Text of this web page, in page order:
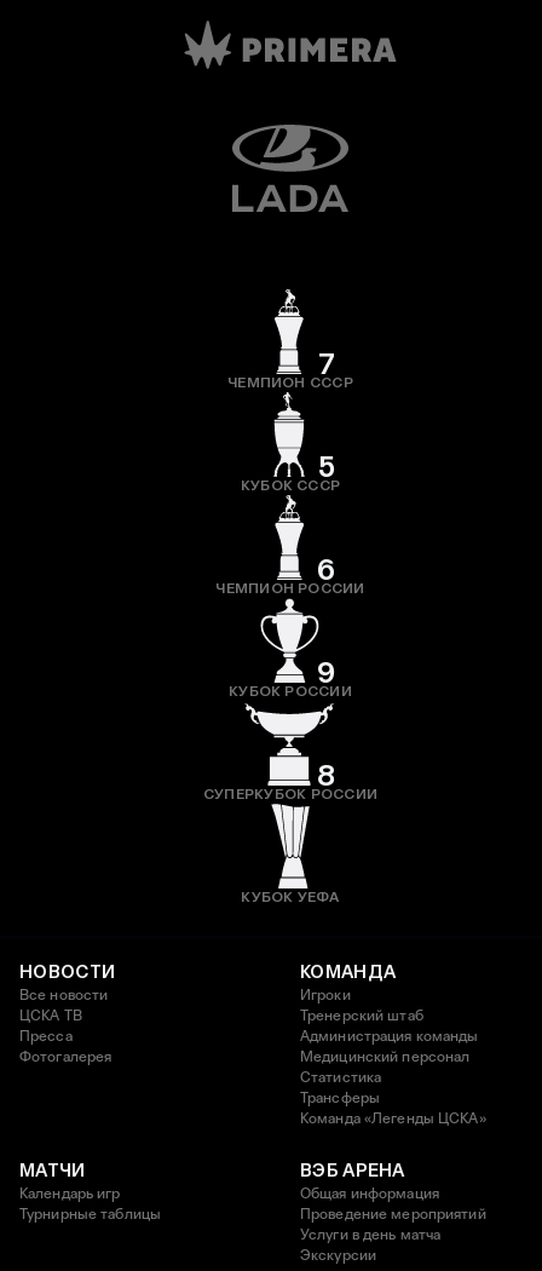
7
ЧЕМПИОН СССР
5
КУБОК СССР
6
ЧЕМПИОН РОССИИ
9
КУБОК РОССИИ
8
СУПЕРКУБОК РОССИИ
КУБОК УЕФА
НОВОСТИ
Все новости
ЦСКА ТВ
Пресса
Фотогалерея
КОМАНДА
Игроки
Тренерский штаб
Администрация команды
Медицинский персонал
Статистика
Трансферы
Команда «Легенды ЦСКА»
МАТЧИ
Календарь игр
Турнирные таблицы
ВЭБ АРЕНА
Общая информация
Проведение мероприятий
Услуги в день матча
Экскурсии